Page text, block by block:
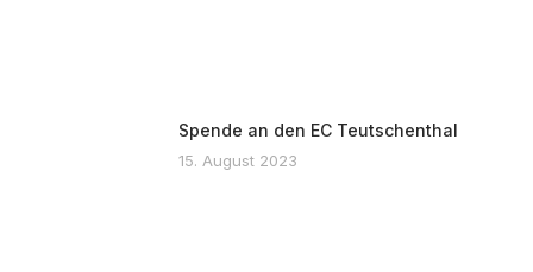
Spende an den EC Teutschenthal
15. August 2023